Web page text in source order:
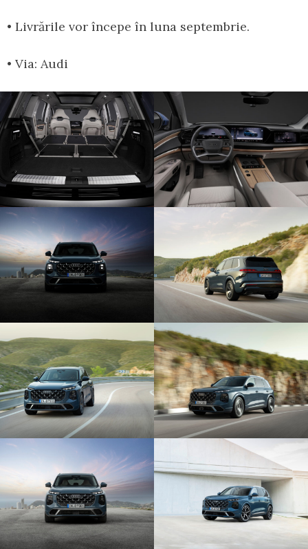
• Livrările vor începe în luna septembrie.
• Via: Audi